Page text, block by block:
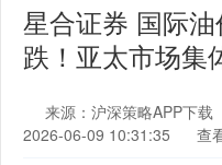
星合证券 国际
跌！亚太市场集
来源：沪深策略APP下载
2026-06-09 10:31:35
查